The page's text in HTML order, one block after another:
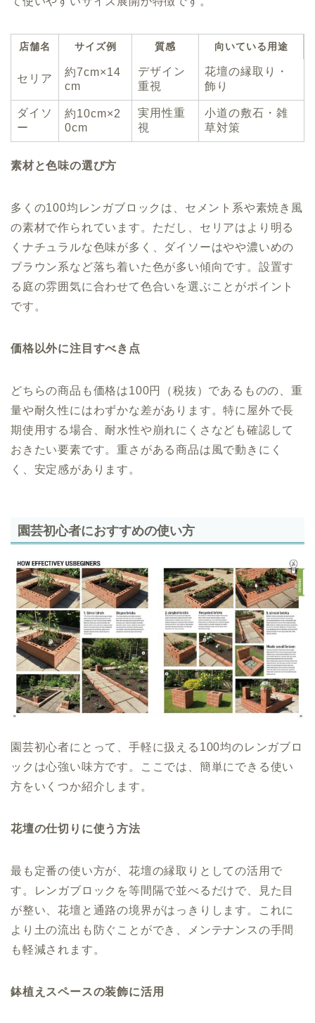
店舗名 サイズ例 質感 向いている用途
セリア
約7cm×14
cm
デザイン
重視
花壇の縁取り・
飾り
ダイソ
ー
約10cm×2
0cm
実用性重
視
小道の敷石・雑
草対策
素材と色味の選び方
多くの100均レンガブロックは、セメント系や素焼き風
の素材で作られています。ただし、セリアはより明る
くナチュラルな色味が多く、ダイソーはやや濃いめの
ブラウン系など落ち着いた色が多い傾向です。設置す
る庭の雰囲気に合わせて色合いを選ぶことがポイント
です。
価格以外に注目すべき点
どちらの商品も価格は100円（税抜）であるものの、重
量や耐久性にはわずかな差があります。特に屋外で長
期使用する場合、耐水性や崩れにくさなども確認して
おきたい要素です。重さがある商品は風で動きにく
く、安定感があります。
園芸初心者におすすめの使い方
園芸初心者にとって、手軽に扱える100均のレンガブロ
ックは心強い味方です。ここでは、簡単にできる使い
方をいくつか紹介します。
花壇の仕切りに使う方法
最も定番の使い方が、花壇の縁取りとしての活用で
す。レンガブロックを等間隔で並べるだけで、見た目
が整い、花壇と通路の境界がはっきりします。これに
より土の流出も防ぐことができ、メンテナンスの手間
も軽減されます。
鉢植えスペースの装飾に活用